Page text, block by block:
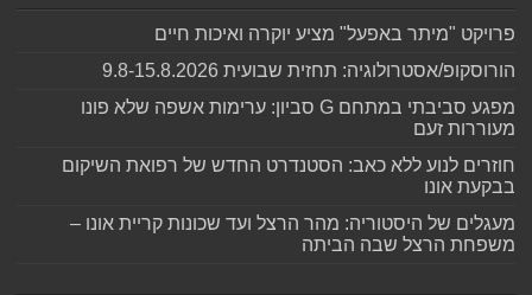
פרויקט "מיתר באפעל" מציע יוקרה ואיכות חיים
הורוסקופ/אסטרולוגיה: תחזית שבועית 9.8-15.8.2026
מפגע סביבתי במתחם G סביון: ערימות אשפה שלא פונו
מעוררות זעם
חוזרים לנוע ללא כאב: הסטנדרט החדש של רפואת השיקום
בבקעת אונו
מעגלים של היסטוריה: מהר הרצל ועד שכונות קריית אונו –
משפחת הרצל שבה הביתה